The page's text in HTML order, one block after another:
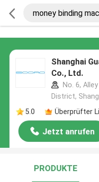
Shanghai
Co., Ltd.
No. 6,
District,
5.0
Überprüfter
Jetzt anrufen
PRODUKTE